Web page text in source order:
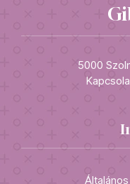
5000